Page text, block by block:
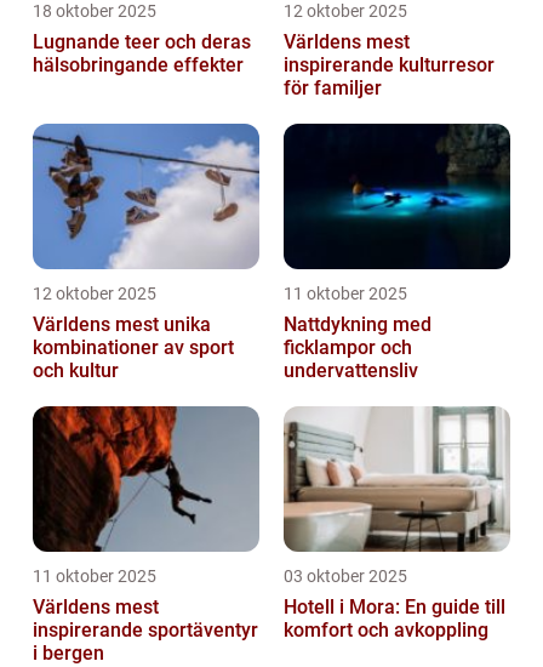
18 oktober 2025
Lugnande teer och deras
hälsobringande effekter
12 oktober 2025
Världens mest
inspirerande kulturresor
för familjer
12 oktober 2025
Världens mest unika
kombinationer av sport
och kultur
11 oktober 2025
Nattdykning med
ficklampor och
undervattensliv
11 oktober 2025
Världens mest
inspirerande sportäventyr
i bergen
03 oktober 2025
Hotell i Mora: En guide till
komfort och avkoppling